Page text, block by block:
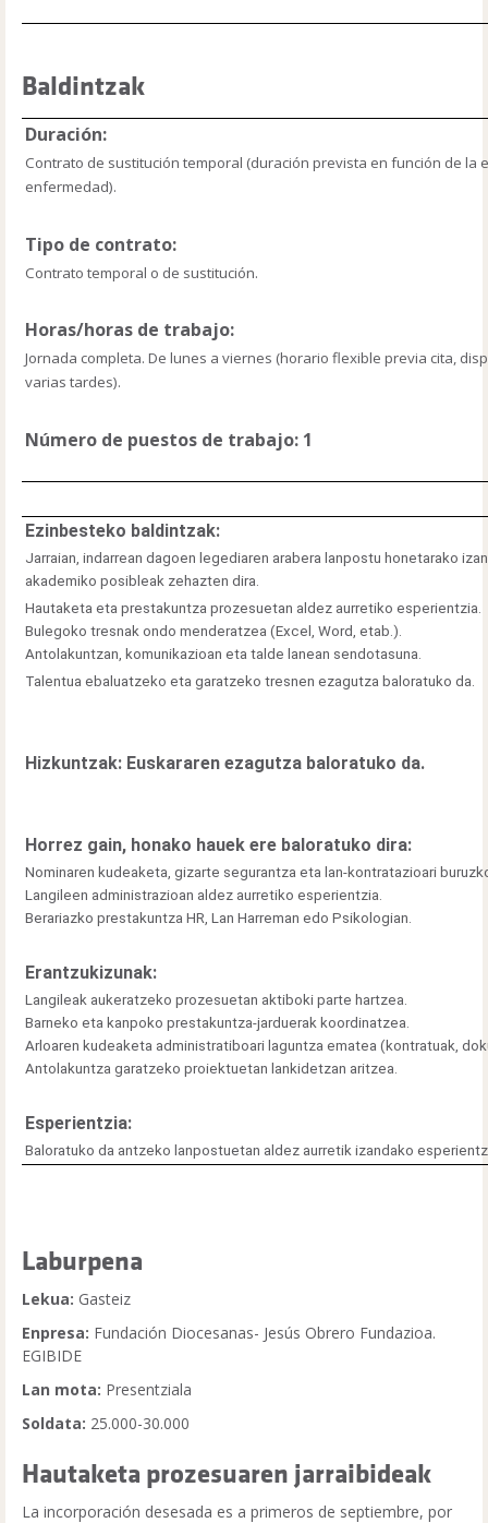
Baldintzak
Duración:
Contrato de sustitución temporal (duración prevista en función de la
enfermedad).
Tipo de contrato:
Contrato temporal o de sustitución.
Horas/horas de trabajo:
Jornada completa. De lunes a viernes (horario flexible previa cita,
varias tardes).
Número de puestos de trabajo: 1
Ezinbesteko baldintzak:
Jarraian, indarrean dagoen legediaren arabera lanpostu honetarako
akademiko posibleak zehazten dira.
Hautaketa eta prestakuntza prozesuetan aldez aurretiko esperientzia.
Bulegoko tresnak ondo menderatzea (Excel, Word, etab.).
Antolakuntzan, komunikazioan eta talde lanean sendotasuna.
Talentua ebaluatzeko eta garatzeko tresnen ezagutza baloratuko da.
Hizkuntzak: Euskararen ezagutza baloratuko da.
Horrez gain, honako hauek ere baloratuko dira:
Nominaren kudeaketa, gizarte segurantza eta lan-kontratazioari
Langileen administrazioan aldez aurretiko esperientzia.
Berariazko prestakuntza HR, Lan Harreman edo Psikologian.
Erantzukizunak:
Langileak aukeratzeko prozesuetan aktiboki parte hartzea.
Barneko eta kanpoko prestakuntza-jarduerak koordinatzea.
Arloaren kudeaketa administratiboari laguntza ematea (kontratuak,
Antolakuntza garatzeko proiektuetan lankidetzan aritzea.
Esperientzia:
Baloratuko da antzeko lanpostuetan aldez aurretik izandako
Laburpena
Lekua: Gasteiz
Enpresa: Fundación Diocesanas- Jesús Obrero Fundazioa.
EGIBIDE
Lan mota: Presentziala
Soldata: 25.000-30.000
Hautaketa prozesuaren jarraibideak
La incorporación desesada es a primeros de septiembre, por